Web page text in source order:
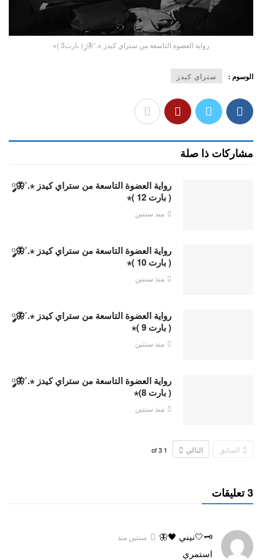
رواية العضوة التاسعة من ستراي كيدز ⋆.˚🦋༘( بارت3 )⋆
الوسوم : ستراي كيدز
مشاركات ذا صلة
رواية العضوة التاسعة من ستراي كيدز ⋆.˚🦋༘
( بارت 12 )⋆
منذ سنتين
رواية العضوة التاسعة من ستراي كيدز ⋆.˚🦋༘
( بارت 10 )⋆
منذ سنتين
رواية العضوة التاسعة من ستراي كيدز ⋆.˚🦋༘
( بارت 9 )⋆
منذ سنتين
رواية العضوة التاسعة من ستراي كيدز ⋆.˚🦋༘
( بارت 8)⋆
منذ سنتين
السابق التالي 1
3
3 تعليقات
🗝️🤍نيني 🖤🦋 سنتين منذ
استمري